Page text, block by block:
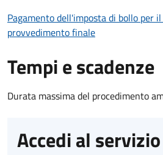
Pagamento dell'imposta di bollo per
provvedimento finale
Tempi e scadenze
Durata massima del procedimento
Accedi al servizio